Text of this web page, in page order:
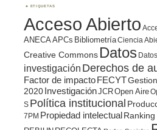
ETIQUETAS
Acceso Abierto
ANECAAPCs BibliometríaCiencia
Creative Commons Datos
investigación Derechos de
Factor de impacto FECYT
2020 InvestigaciónJCROpen Aire
S Política institucional
7PM Propiedad intelectual